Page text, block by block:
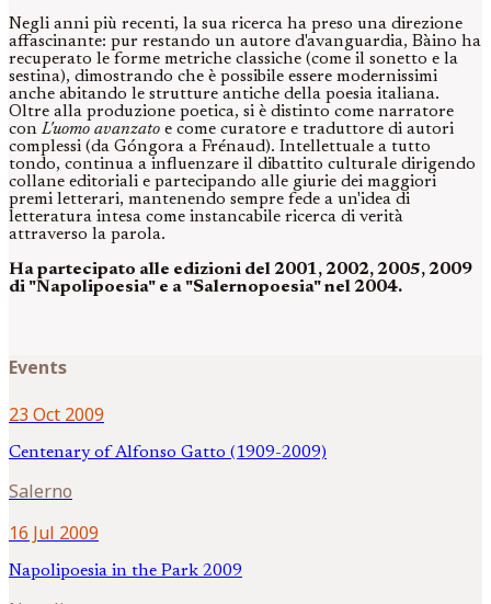
Negli anni più recenti, la sua ricerca ha preso una direzione
affascinante: pur restando un autore d'avanguardia, Bàino ha
recuperato le forme metriche classiche (come il sonetto e la
sestina), dimostrando che è possibile essere modernissimi
anche abitando le strutture antiche della poesia italiana.
Oltre alla produzione poetica, si è distinto come narratore
con L'uomo avanzato e come curatore e traduttore di autori
complessi (da Góngora a Frénaud). Intellettuale a tutto
tondo, continua a influenzare il dibattito culturale dirigendo
collane editoriali e partecipando alle giurie dei maggiori
premi letterari, mantenendo sempre fede a un'idea di
letteratura intesa come instancabile ricerca di verità
attraverso la parola.
Ha partecipato alle edizioni del 2001, 2002, 2005, 2009
di "Napolipoesia" e a "Salernopoesia" nel 2004.
Events
23 Oct 2009
Centenary of Alfonso Gatto (1909-2009)
Salerno
16 Jul 2009
Napolipoesia in the Park 2009